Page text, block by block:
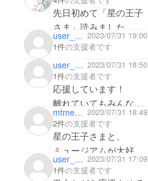
す。
すように……🌟
応援しています！
先日初めて「星の王子
さま」読みました。
大人になったからこそ
感じることの多い素敵
な本でした。
この本が本棚にあっ
て、自分の大切な家族
やいろんな子ども達の
目に触れることはこの
社会にとってあってほ
しいと私は思います。
user_10d7193fb9b4 2023/07/31 19:00
1件の支援者です
user_4b776a4aa9b4 2023/07/31 18:50
1件の支援者です
応援しています！
離れていてもみんな心
は一緒だよ！
mtmegumi 2023/07/31 18:49
2件の支援者です
星の王子さまと、
ミュージアムが大好き
でした。どうぞ全国の
user_aa65c249f504 2023/07/31 17:09
1件の支援者です